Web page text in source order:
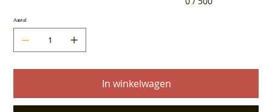
Aantal
In winkelwagen